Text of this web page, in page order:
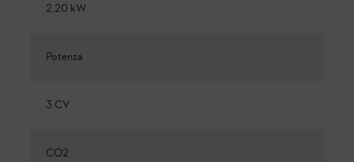
2.20 kW
Potenza
3 CV
CO2